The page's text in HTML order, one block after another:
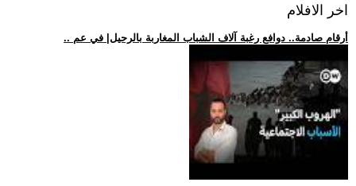
اخر الافلام
.. أرقام صادمة.. دوافع رغبة آلاف الشباب المغاربة بالرحيل| في عم